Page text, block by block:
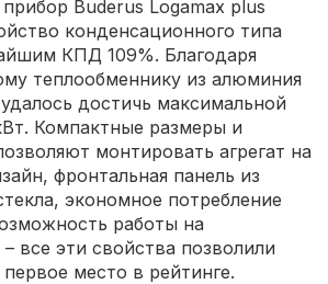
прибор Buderus Logamax plus
конденсационного типа
КПД 109%. Благодаря
теплообменнику из алюминия
достичь максимальной
Компактные размеры и
монтировать агрегат на
фронтальная панель из
экономное потребление
работы на
все эти свойства позволили
первое место в рейтинге.